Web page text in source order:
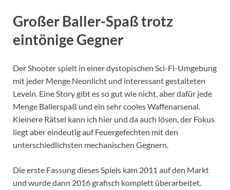
Großer Baller-Spaß trotz
eintönige Gegner
Der Shooter spielt in einer dystopischen Sci-Fi-Umgebung
mit jeder Menge Neonlicht und interessant gestalteten
Leveln. Eine Story gibt es so gut wie nicht, aber dafür jede
Menge Ballerspaß und ein sehr cooles Waffenarsenal.
Kleinere Rätsel kann ich hier und da auch lösen, der Fokus
liegt aber eindeutig auf Feuergefechten mit den
unterschiedlichsten mechanischen Gegnern.
Die erste Fassung dieses Spiels kam 2011 auf den Markt
und wurde dann 2016 grafisch komplett überarbeitet.